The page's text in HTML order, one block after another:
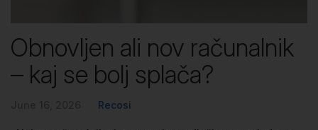
Obnovljen ali nov računalnik
– kaj se bolj splača?
Recosi